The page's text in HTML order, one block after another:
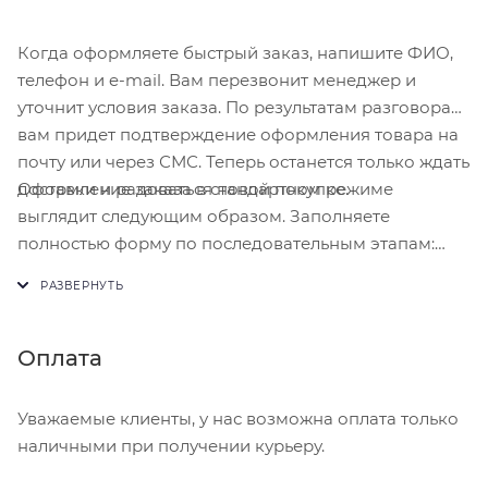
Когда оформляете быстрый заказ, напишите ФИО,
телефон и e-mail. Вам перезвонит менеджер и
уточнит условия заказа. По результатам разговора
вам придет подтверждение оформления товара на
почту или через СМС. Теперь останется только ждать
доставки и радоваться новой покупке.
Оформление заказа в стандартном режиме
выглядит следующим образом. Заполняете
полностью форму по последовательным этапам:
Нажмите кнопку «Оформить заказ».
Оплата
Уважаемые клиенты, у нас возможна оплата только
наличными при получении курьеру.